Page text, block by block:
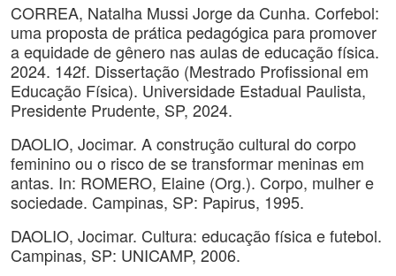
CORREA, Natalha Mussi Jorge da Cunha. Corfebol:
uma proposta de prática pedagógica para promover
a equidade de gênero nas aulas de educação física.
2024. 142f. Dissertação (Mestrado Profissional em
Educação Física). Universidade Estadual Paulista,
Presidente Prudente, SP, 2024.
DAOLIO, Jocimar. A construção cultural do corpo
feminino ou o risco de se transformar meninas em
antas. In: ROMERO, Elaine (Org.). Corpo, mulher e
sociedade. Campinas, SP: Papirus, 1995.
DAOLIO, Jocimar. Cultura: educação física e futebol.
Campinas, SP: UNICAMP, 2006.